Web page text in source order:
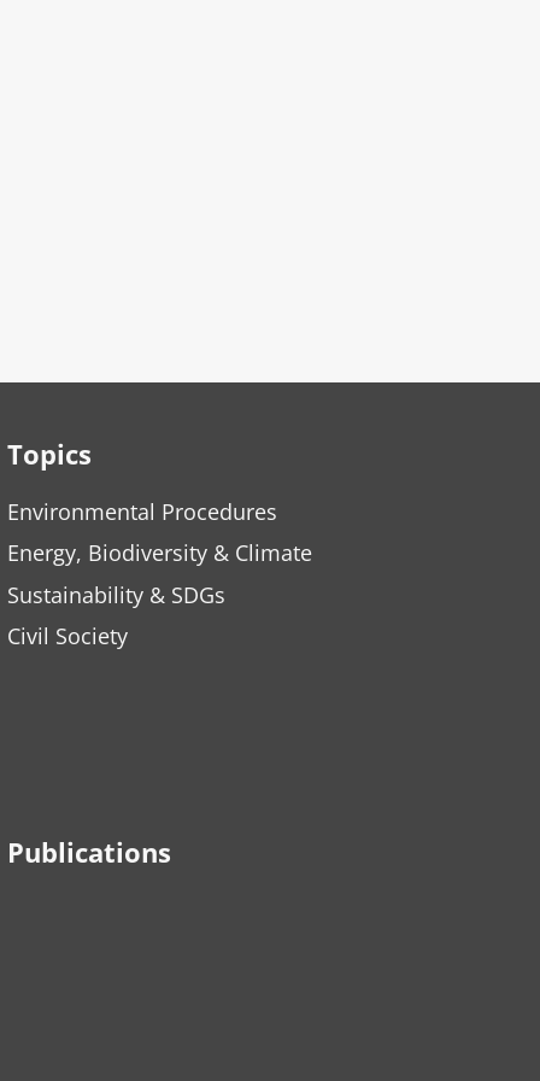
Topics
Environmental Procedures
Energy, Biodiversity & Climate
Sustainability & SDGs
Civil Society
Publications